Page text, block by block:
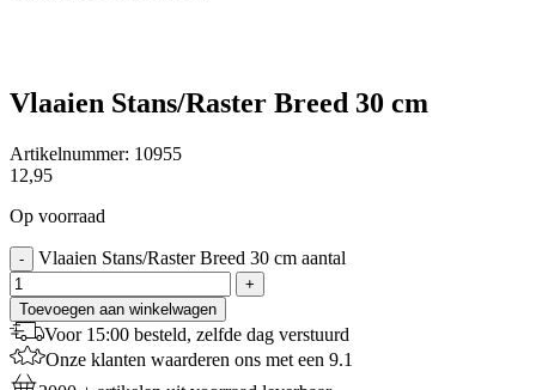
Vlaaien Stans/Raster Breed 30 cm
Artikelnummer: 10955
12,95
Op voorraad
- Vlaaien Stans/Raster Breed 30 cm aantal
+
Toevoegen aan winkelwagen
Voor 15:00 besteld, zelfde dag verstuurd
Onze klanten waarderen ons met een 9.1